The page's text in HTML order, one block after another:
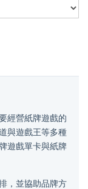
經營紙牌遊戲的
與遊戲王等多種
遊戲單卡與紙牌
，並協助品牌方